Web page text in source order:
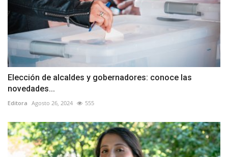
Elección de alcaldes y gobernadores: conoce las
novedades...
Editora Agosto 26, 2024 555